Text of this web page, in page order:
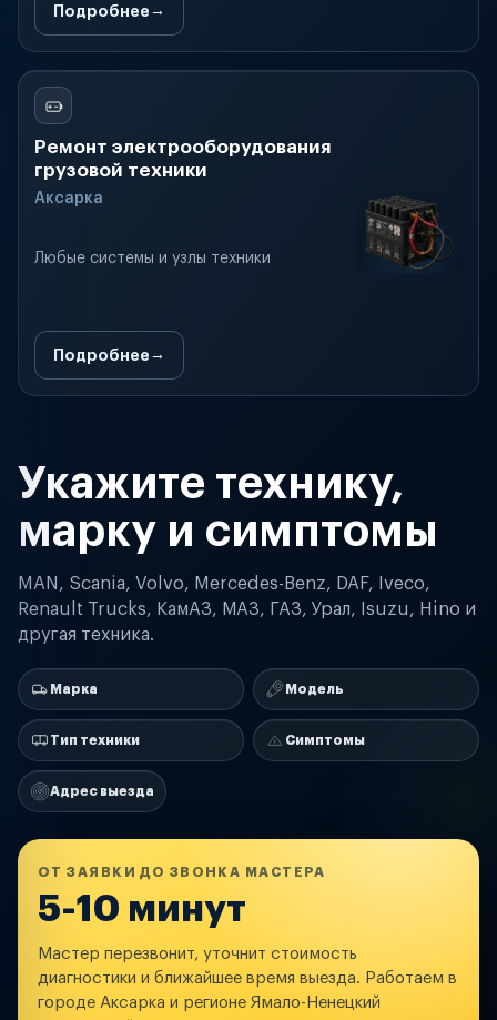
Подробнее
Ремонт электрооборудования
грузовой техники
Аксарка
Любые системы и узлы техники
Подробнее
Укажите технику,
марку и симптомы
MAN, Scania, Volvo, Mercedes-Benz, DAF, Iveco,
Renault Trucks, КамАЗ, МАЗ, ГАЗ, Урал, Isuzu, Hino и
другая техника.
Марка Модель
Тип техники Симптомы
Адрес выезда
ОТ ЗАЯВКИ ДО ЗВОНКА МАСТЕРА
5-10 минут
Мастер перезвонит, уточнит стоимость
диагностики и ближайшее время выезда. Работаем в
городе Аксарка и регионе Ямало-Ненецкий